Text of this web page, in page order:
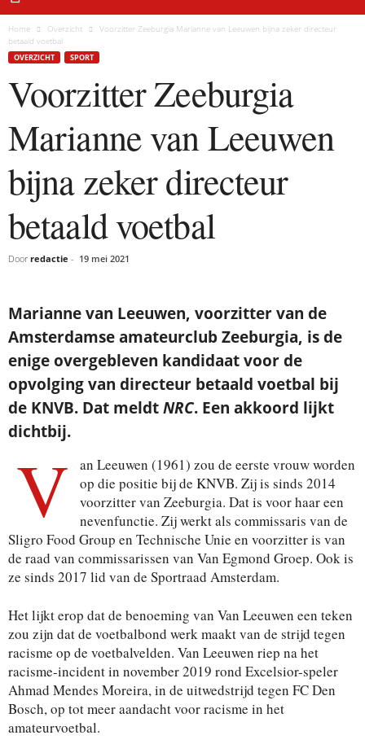
Home Overzicht
Voorzitter Zeeburgia Marianne van Leeuwen bijna zeker directeur
betaald voetbal
OVERZICHT SPORT
Voorzitter Zeeburgia
Marianne van Leeuwen
bijna zeker directeur
betaald voetbal
Door redactie - 19 mei 2021
Marianne van Leeuwen, voorzitter van de
Amsterdamse amateurclub Zeeburgia, is de
enige overgebleven kandidaat voor de
opvolging van directeur betaald voetbal bij
de KNVB. Dat meldtNRC. Een akkoord lijkt
dichtbij.
V
an Leeuwen (1961) zou de eerste vrouw worden
op die positie bij de KNVB. Zij is sinds 2014
voorzitter van Zeeburgia. Dat is voor haar een
nevenfunctie. Zij werkt als commissaris van de
Sligro Food Group en Technische Unie en voorzitter is van
de raad van commissarissen van Van Egmond Groep. Ook is
ze sinds 2017 lid van de Sportraad Amsterdam.
Het lijkt erop dat de benoeming van Van Leeuwen een teken
zou zijn dat de voetbalbond werk maakt van de strijd tegen
racisme op de voetbalvelden. Van Leeuwen riep na het
racisme-incident in november 2019 rond Excelsior-speler
Ahmad Mendes Moreira, in de uitwedstrijd tegen FC Den
Bosch, op tot meer aandacht voor racisme in het
amateurvoetbal.